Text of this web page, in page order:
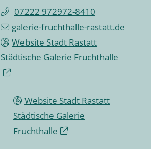
07222 972972-8410
galerie-fruchthalle-rastatt.de
Website Stadt Rastatt
Städtische Galerie Fruchthalle
Website Stadt Rastatt
Städtische Galerie
Fruchthalle